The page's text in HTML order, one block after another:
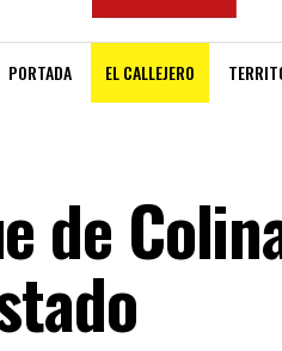
PORTADA EL CALLEJERO
de